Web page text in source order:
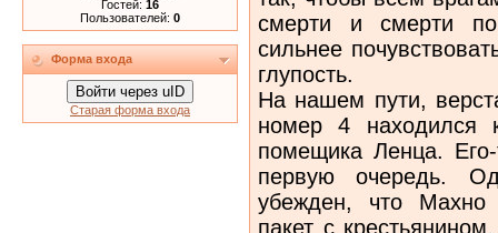
Гостей: 16
Пользователей: 0
Форма входа
Войти через uID
Старая форма входа
смерти и смерти
сильнее
глупость.
На нашем пути,
номер 4 находился
помещика Ленца.
первую очередь.
убежден, что
пакет с